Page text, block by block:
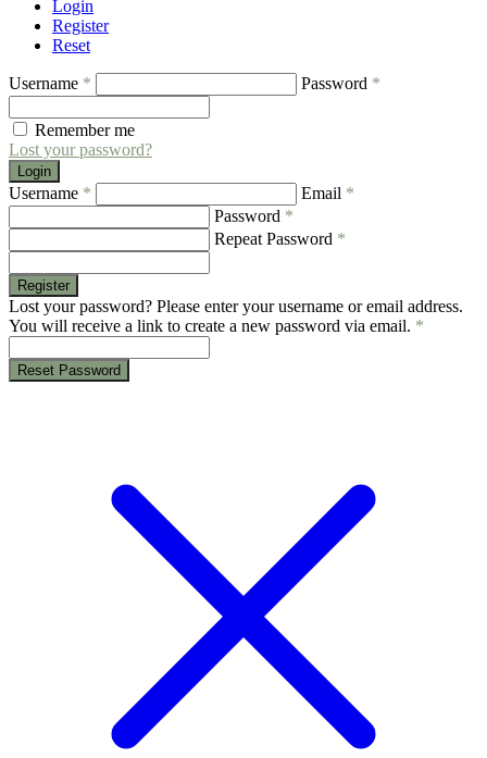
Login
Register
Reset
Username * Password *
Remember me
Lost your password?
Login
Username * Email *
Password *
Repeat Password *
Register
Lost your password? Please enter your username or email address.
You will receive a link to create a new password via email. *
Reset Password